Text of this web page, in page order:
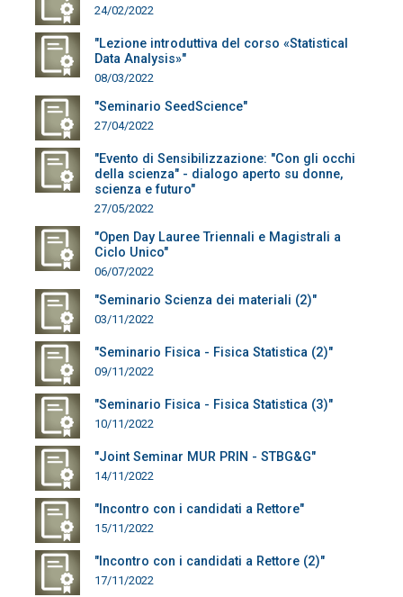
24/02/2022
"Lezione introduttiva del corso «Statistical
Data Analysis»"
08/03/2022
"Seminario SeedScience"
27/04/2022
"Evento di Sensibilizzazione: "Con gli occhi
della scienza" - dialogo aperto su donne,
scienza e futuro"
27/05/2022
"Open Day Lauree Triennali e Magistrali a
Ciclo Unico"
06/07/2022
"Seminario Scienza dei materiali (2)"
03/11/2022
"Seminario Fisica - Fisica Statistica (2)"
09/11/2022
"Seminario Fisica - Fisica Statistica (3)"
10/11/2022
"Joint Seminar MUR PRIN - STBG&G"
14/11/2022
"Incontro con i candidati a Rettore"
15/11/2022
"Incontro con i candidati a Rettore (2)"
17/11/2022